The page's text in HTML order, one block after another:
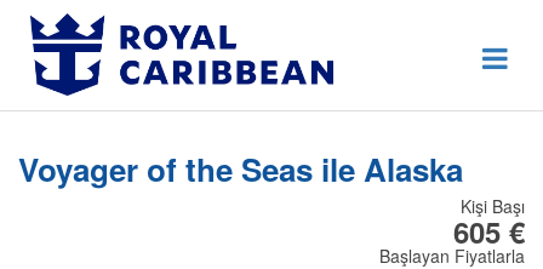
Destek Hattı 444 80 92
Voyager of the Seas ile Alaska
Kişi Başı
605 €
Başlayan Fiyatlarla